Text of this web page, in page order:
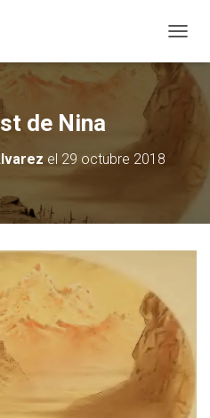
de Nina
el 29 octubre 2018